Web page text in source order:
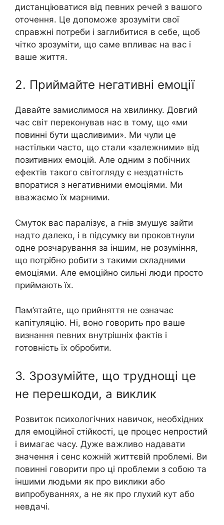
дистанціюватися від певних речей з вашого
оточення. Це допоможе зрозуміти свої
справжні потреби і заглибитися в себе, щоб
чітко зрозуміти, що саме впливає на вас і
ваше життя.
2. Приймайте негативні емоції
Давайте замислимося на хвилинку. Довгий
час світ переконував нас в тому, що «ми
повинні бути щасливими». Ми чули це
настільки часто, що стали «залежними» від
позитивних емоцій. Але одним з побічних
ефектів такого світогляду є нездатність
впоратися з негативними емоціями. Ми
вважаємо їх марними.
Смуток вас паралізує, а гнів змушує зайти
надто далеко, і в підсумку ви проковтнули
одне розчарування за іншим, не розуміння,
що потрібно робити з такими складними
емоціями. Але емоційно сильні люди просто
приймають їх.
Пам’ятайте, що прийняття не означає
капітуляцію. Ні, воно говорить про ваше
визнання певних внутрішніх фактів і
готовність їх обробити.
3. Зрозумійте, що труднощі це
не перешкоди, а виклик
Розвиток психологічних навичок, необхідних
для емоційної стійкості, це процес непростий
і вимагає часу. Дуже важливо надавати
значення і сенс кожній життєвій проблемі. Ви
повинні говорити про ці проблеми з собою та
іншими людьми як про виклики або
випробуваннях, а не як про глухий кут або
невдачі.